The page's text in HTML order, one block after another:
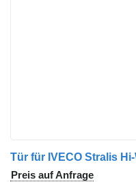
Preis auf Anfrage